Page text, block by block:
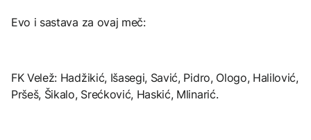
Evo i sastava za ovaj meč:
FK Velež: Hadžikić, Išasegi, Savić, Pidro, Ologo, Halilović,
Pršeš, Šikalo, Srećković, Haskić, Mlinarić.